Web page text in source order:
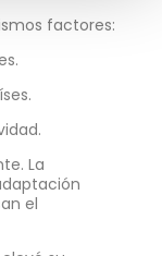
factores:
La
el